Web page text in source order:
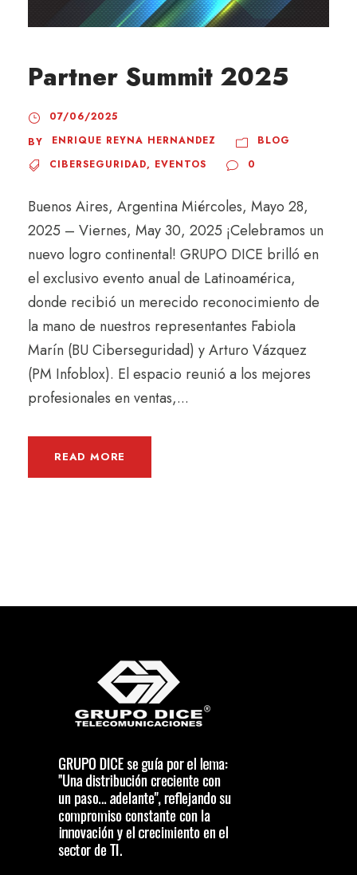
Partner Summit 2025
07/06/2025
BY
ENRIQUE REYNA HERNANDEZ
BLOG
CIBERSEGURIDAD, EVENTOS 0
Buenos Aires, Argentina Miércoles, Mayo 28,
2025 – Viernes, May 30, 2025 ¡Celebramos un
nuevo logro continental! GRUPO DICE brilló en
el exclusivo evento anual de Latinoamérica,
donde recibió un merecido reconocimiento de
la mano de nuestros representantes Fabiola
Marín (BU Ciberseguridad) y Arturo Vázquez
(PM Infoblox). El espacio reunió a los mejores
profesionales en ventas,...
READ MORE